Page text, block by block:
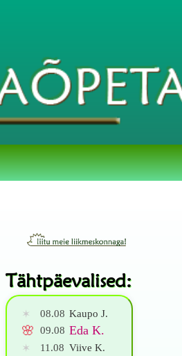
Tähtpäevalised:
✶ 08.08 Kaupo J.
🌸 09.08 Eda K.
✶ 11.08 Viive K.